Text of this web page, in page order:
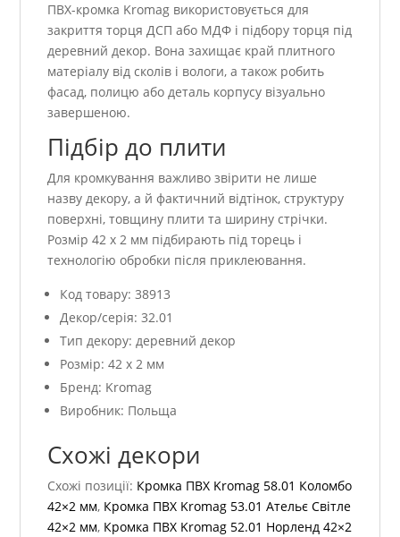
ПВХ-кромка Kromag використовується для
закриття торця ДСП або МДФ і підбору торця під
деревний декор. Вона захищає край плитного
матеріалу від сколів і вологи, а також робить
фасад, полицю або деталь корпусу візуально
завершеною.
Підбір до плити
Для кромкування важливо звірити не лише
назву декору, а й фактичний відтінок, структуру
поверхні, товщину плити та ширину стрічки.
Розмір 42 x 2 мм підбирають під торець і
технологію обробки після приклеювання.
Код товару: 38913
Декор/серія: 32.01
Тип декору: деревний декор
Розмір: 42 x 2 мм
Бренд: Kromag
Виробник: Польща
Схожі декори
Схожі позиції: Кромка ПВХ Kromag 58.01 Коломбо
42×2 мм, Кромка ПВХ Kromag 53.01 Ательє Світле
42×2 мм, Кромка ПВХ Kromag 52.01 Норленд 42×2